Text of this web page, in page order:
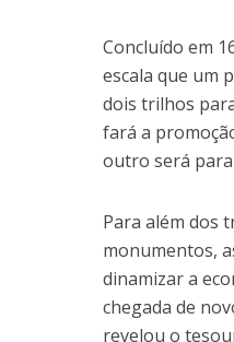
Concluído em
escala que um
dois trilhos
fará a
outro será
Para além dos
monumentos,
dinamizar a
chegada de
revelou o